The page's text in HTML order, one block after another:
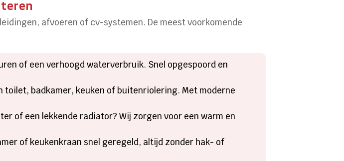
afvoeren of cv-systemen. De meest voorkomende
of een verhoogd waterverbruik. Snel opgespoord en
toilet, badkamer, keuken of buitenriolering. Met moderne
of een lekkende radiator? Wij zorgen voor een warm en
of keukenkraan snel geregeld, altijd zonder hak- of